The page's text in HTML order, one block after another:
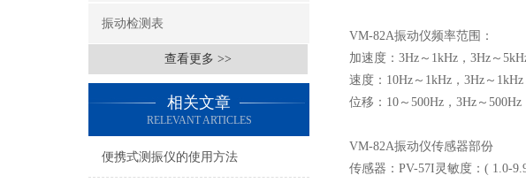
振动检测表
查看更多 >>
相关文章
RELEVANT ARTICLES
便携式测振仪的使用方法
VM-82A振动仪频率范围：
加速度：3Hz～1kHz，3Hz～
速度：10Hz～1kHz，3Hz～1kHz
位移：10～500Hz，3Hz～500Hz
VM-82A振动仪传感器部份
传感器：PV-57I灵敏度：( 1.0-